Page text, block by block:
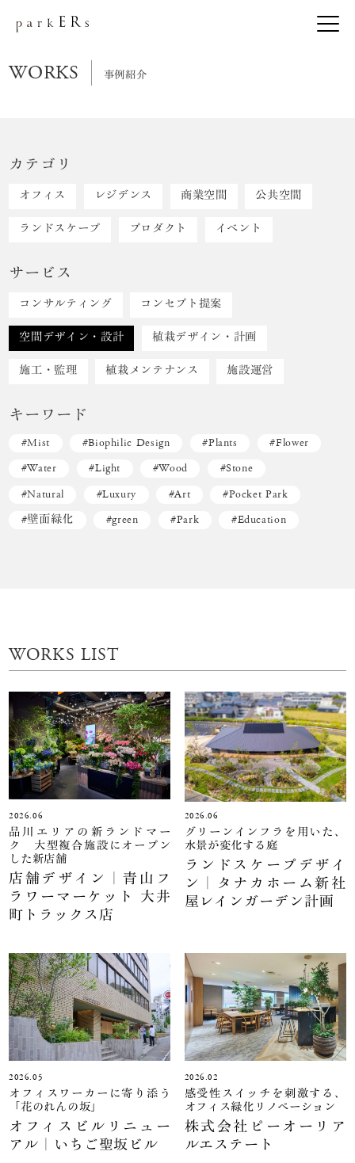
WORKS 事例紹介
カテゴリ
オフィス レジデンス 商業空間 公共空間
ランドスケープ プロダクト イベント
サービス
コンサルティング コンセプト提案
空間デザイン・設計 植栽デザイン・計画
施工・監理 植栽メンテナンス 施設運営
キーワード
Mist Biophilic Design Plants
Flower
Water
Light Wood
Stone
Natural
Luxury Art
Pocket Park
壁面緑化
green Park Education
WORKS LIST
2026.06
品川エリアの新ランドマー
ク 大型複合施設にオープン
した新店舗
店舗デザイン｜青山フ
ラワーマーケット 大井
町トラックス店
2026.06
グリーンインフラを用いた、
水景が変化する庭
ランドスケープデザイ
ン｜タナカホーム新社
屋レインガーデン計画
2026.05
オフィスワーカーに寄り添う
「花のれんの坂」
オフィスビルリニュー
アル｜いちご聖坂ビル
2026.02
感受性スイッチを刺激する、
オフィス緑化リノベーション
株式会社ピーオーリア
ルエステート